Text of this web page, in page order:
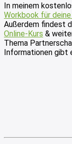
In meinem
Workbook für
Außerdem findest
Online-Kurs &
Thema
Informationen gibt